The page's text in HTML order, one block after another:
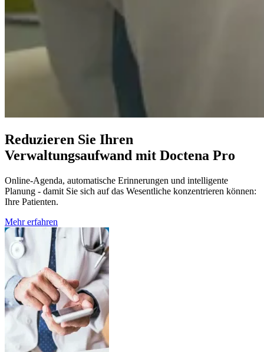
Reduzieren Sie Ihren
Verwaltungsaufwand mit Doctena Pro
Online-Agenda, automatische Erinnerungen und intelligente
Planung - damit Sie sich auf das Wesentliche konzentrieren können:
Ihre Patienten.
Mehr erfahren